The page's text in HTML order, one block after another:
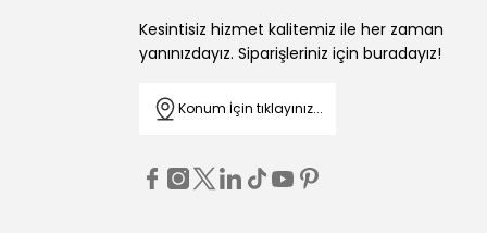
Kesintisiz hizmet kalitemiz ile her zaman
yanınızdayız. Siparişleriniz için buradayız!
Konum İçin tıklayınız...